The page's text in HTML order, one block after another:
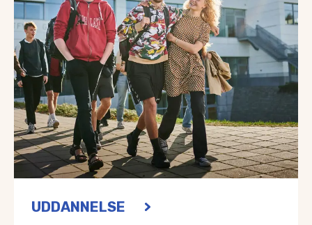
UDDANNELSE
Eksempelvis det flotte multifunktionelle udeområde
Naturoplevelser
I Ebberup og omegn kan du tage på vandretur, nyde
Naturen omkring Ebberup er kendetegnet ved den flotte
Der er rig mulighed for at gå, løbe eller cykle en smuk tur
Du kan også hoppe i dine waders og tage til Aa Strand
I mange år var også en 9,5 kilos havørred fra Aa-Strand